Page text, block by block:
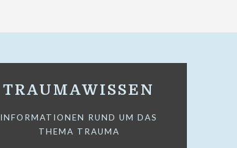
TRAUMAWISSEN
INFORMATIONEN RUND UM DAS
THEMA TRAUMA